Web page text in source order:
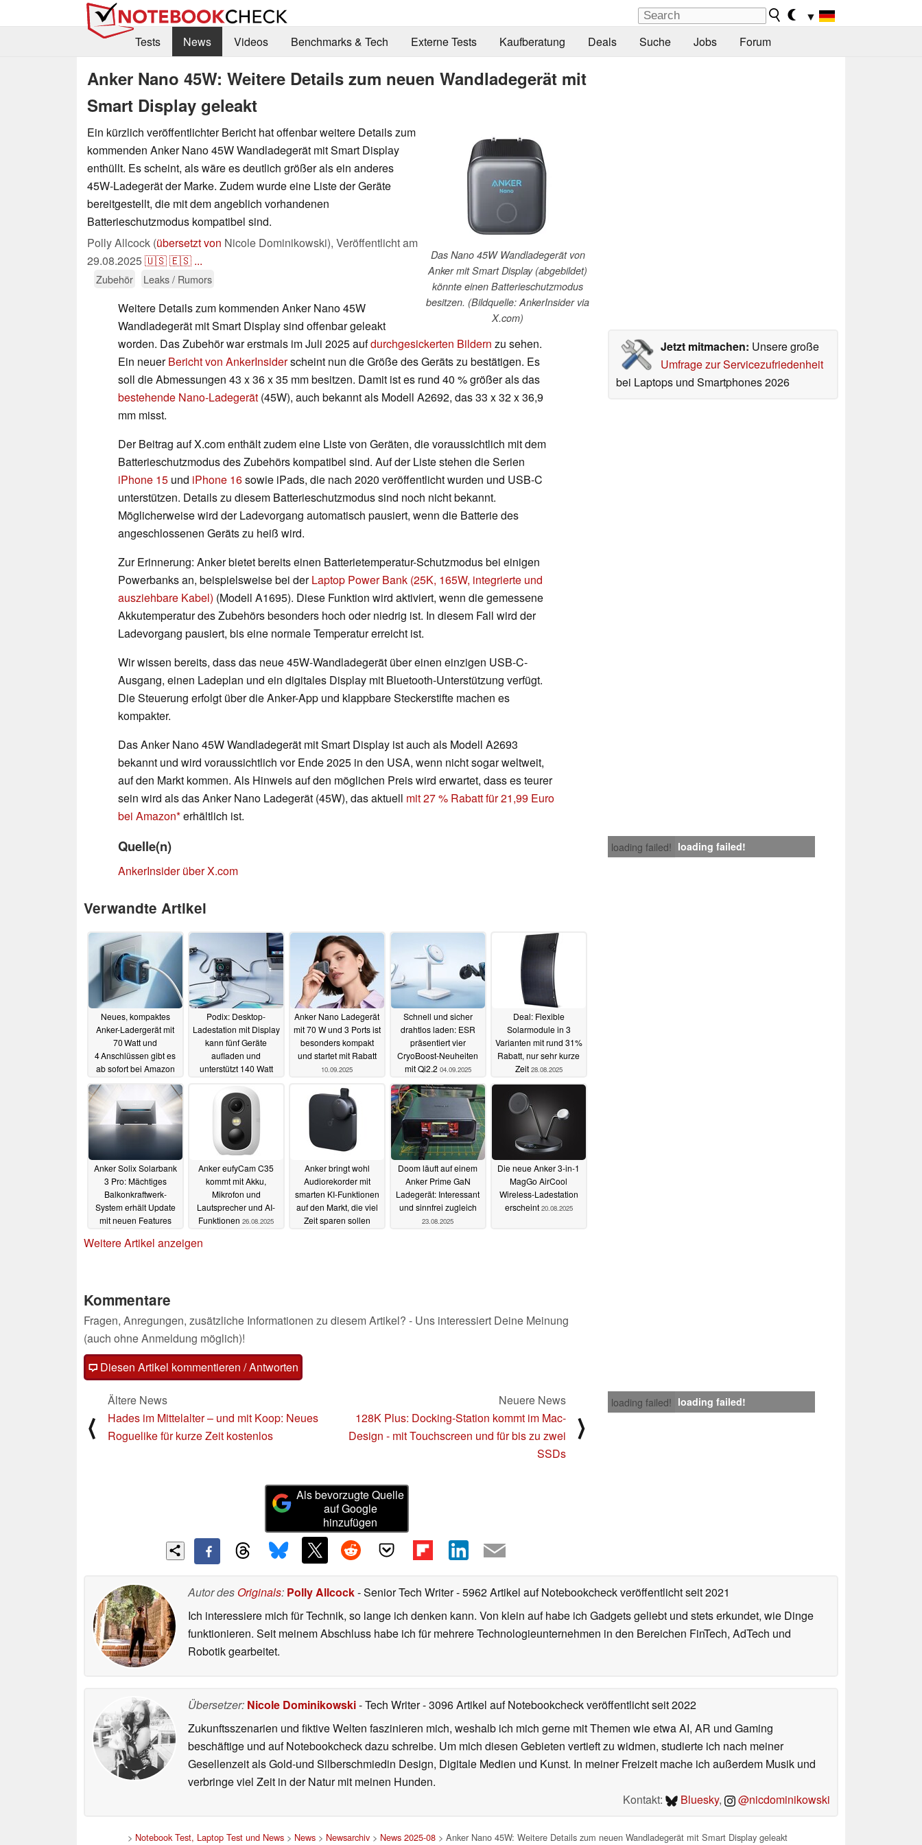
▼
Tests
News Videos Benchmarks & Tech Externe Tests Kaufberatung Deals Suche Jobs Forum
Anker Nano 45W: Weitere Details zum neuen Wandladegerät mit
Smart Display geleakt
Das Nano 45W Wandladegerät von
Anker mit Smart Display (abgebildet)
könnte einen Batterieschutzmodus
besitzen. (Bildquelle: AnkerInsider via
X.com)
Ein kürzlich veröffentlichter Bericht hat offenbar weitere Details zum
kommenden Anker Nano 45W Wandladegerät mit Smart Display
enthüllt. Es scheint, als wäre es deutlich größer als ein anderes
45W-Ladegerät der Marke. Zudem wurde eine Liste der Geräte
bereitgestellt, die mit dem angeblich vorhandenen
Batterieschutzmodus kompatibel sind.
Polly Allcock (übersetzt von Nicole Dominikowski), Veröffentlicht am
29.08.2025🇺🇸🇪🇸 ...
Zubehör Leaks / Rumors
Jetzt mitmachen: Unsere große
Umfrage zur Servicezufriedenheit
bei Laptops und Smartphones 2026
Weitere Details zum kommenden Anker Nano 45W
Wandladegerät mit Smart Display sind offenbar geleakt
worden. Das Zubehör war erstmals im Juli 2025 aufdurchgesickerten Bildern zu sehen.
Ein neuerBericht von AnkerInsiderscheint nun die Größe des Geräts zu bestätigen. Es
soll die Abmessungen 43 x 36 x 35 mm besitzen. Damit ist es rund 40 % größer als das
bestehende Nano-Ladegerät (45W), auch bekannt als Modell A2692, das 33 x 32 x 36,9
mm misst.
Der Beitrag auf X.com enthält zudem eine Liste von Geräten, die voraussichtlich mit dem
Batterieschutzmodus des Zubehörs kompatibel sind. Auf der Liste stehen die Serien
iPhone 15 und iPhone 16sowie iPads, die nach 2020 veröffentlicht wurden und USB-C
unterstützen. Details zu diesem Batterieschutzmodus sind noch nicht bekannt.
Möglicherweise wird der Ladevorgang automatisch pausiert, wenn die Batterie des
angeschlossenen Geräts zu heiß wird.
Zur Erinnerung: Anker bietet bereits einen Batterietemperatur-Schutzmodus bei einigen
Powerbanks an, beispielsweise bei derLaptop Power Bank (25K, 165W, integrierte und
ausziehbare Kabel) (Modell A1695). Diese Funktion wird aktiviert, wenn die gemessene
Akkutemperatur des Zubehörs besonders hoch oder niedrig ist. In diesem Fall wird der
Ladevorgang pausiert, bis eine normale Temperatur erreicht ist.
Wir wissen bereits, dass das neue 45W-Wandladegerät über einen einzigen USB-C-
Ausgang, einen Ladeplan und ein digitales Display mit Bluetooth-Unterstützung verfügt.
Die Steuerung erfolgt über die Anker-App und klappbare Steckerstifte machen es
kompakter.
Das Anker Nano 45W Wandladegerät mit Smart Display ist auch als Modell A2693
bekannt und wird voraussichtlich vor Ende 2025 in den USA, wenn nicht sogar weltweit,
auf den Markt kommen. Als Hinweis auf den möglichen Preis wird erwartet, dass es teurer
sein wird als das Anker Nano Ladegerät (45W), das aktuell mit 27 % Rabatt für 21,99 Euro
bei Amazon erhältlich ist.
loading failed! loading failed!
Quelle(n)
AnkerInsider über X.com
Verwandte Artikel
Neues, kompaktes
Anker-Ladergerät mit
70 Watt und
4 Anschlüssen gibt es
ab sofort bei Amazon
15.12.2025
Podix: Desktop-
Ladestation mit Display
kann fünf Geräte
aufladen und
unterstützt 140 Watt
17.09.2025
Anker Nano Ladegerät
mit 70 W und 3 Ports ist
besonders kompakt
und startet mit Rabatt
10.09.2025
Schnell und sicher
drahtlos laden: ESR
präsentiert vier
CryoBoost-Neuheiten
mit Qi2.2 04.09.2025
Deal: Flexible
Solarmodule in 3
Varianten mit rund 31%
Rabatt, nur sehr kurze
Zeit 28.08.2025
Anker Solix Solarbank
3 Pro: Mächtiges
Balkonkraftwerk-
System erhält Update
mit neuen Features
Anker eufyCam C35
kommt mit Akku,
Mikrofon und
Lautsprecher und AI-
Funktionen 26.08.2025
Anker bringt wohl
Audiorekorder mit
smarten KI-Funktionen
auf den Markt, die viel
Zeit sparen sollen
Doom läuft auf einem
Anker Prime GaN
Ladegerät: Interessant
und sinnfrei zugleich
23.08.2025
Die neue Anker 3-in-1
MagGo AirCool
Wireless-Ladestation
erscheint 20.08.2025
Weitere Artikel anzeigen
Kommentare
Fragen, Anregungen, zusätzliche Informationen zu diesem Artikel? - Uns interessiert Deine Meinung
(auch ohne Anmeldung möglich)!
Diesen Artikel kommentieren / Antworten
loading failed! loading failed!
⟨
Ältere News
Hades im Mittelalter – und mit Koop: Neues
Roguelike für kurze Zeit kostenlos
Neuere News
128K Plus: Docking-Station kommt im Mac-
Design - mit Touchscreen und für bis zu zwei
SSDs
⟩
Als bevorzugte Quelle
auf Google
hinzufügen
Autor des Originals: Polly Allcock- Senior Tech Writer- 5962 Artikel auf Notebookcheck veröffentlichtseit 2021
Ich interessiere mich für Technik, so lange ich denken kann. Von klein auf habe ich Gadgets geliebt und stets erkundet, wie Dinge
funktionieren. Seit meinem Abschluss habe ich für mehrere Technologieunternehmen in den Bereichen FinTech, AdTech und
Robotik gearbeitet.
Übersetzer: Nicole Dominikowski- Tech Writer- 3096 Artikel auf Notebookcheck veröffentlichtseit 2022
Zukunftsszenarien und fiktive Welten faszinieren mich, weshalb ich mich gerne mit Themen wie etwa AI, AR und Gaming
beschäftige und auf Notebookcheck dazu schreibe. Um mich diesen Gebieten vertieft zu widmen, studierte ich nach meiner
Gesellenzeit als Gold-und Silberschmiedin Design, Digitale Medien und Kunst. In meiner Freizeit mache ich außerdem Musik und
verbringe viel Zeit in der Natur mit meinen Hunden.
Kontakt:
Bluesky, @nicdominikowski
> Notebook Test, Laptop Test und News > News > Newsarchiv > News 2025-08 > Anker Nano 45W: Weitere Details zum neuen Wandladegerät mit Smart Display geleakt